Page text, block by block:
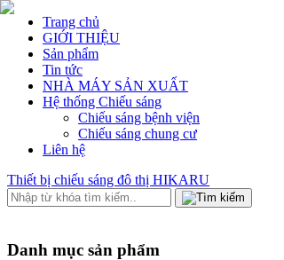
Trang chủ
GIỚI THIỆU
Sản phẩm
Tin tức
NHÀ MÁY SẢN XUẤT
Hệ thống Chiếu sáng
Chiếu sáng bệnh viện
Chiếu sáng chung cư
Liên hệ
Thiết bị chiếu sáng đô thị HIKARU
Danh mục sản phẩm